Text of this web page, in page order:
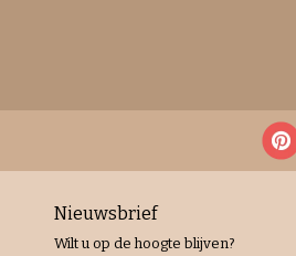
Nieuwsbrief
Wilt u op de hoogte blijven?